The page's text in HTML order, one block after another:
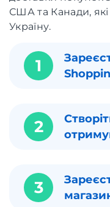
США та Канади,
Україну.
1
2
3